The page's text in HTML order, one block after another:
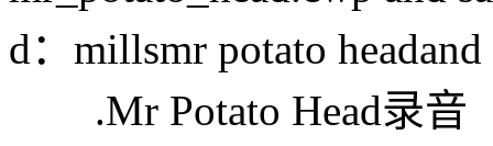
d：millsmr potato headand
.Mr Potato Head录音